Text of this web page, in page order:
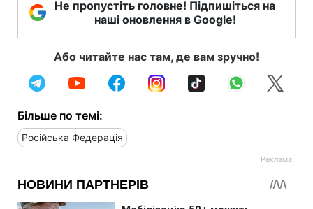
Не пропустіть головне! Підпишіться на
наші оновлення в Google!
Або читайте нас там, де вам зручно!
Більше по темі:
Російська Федерація